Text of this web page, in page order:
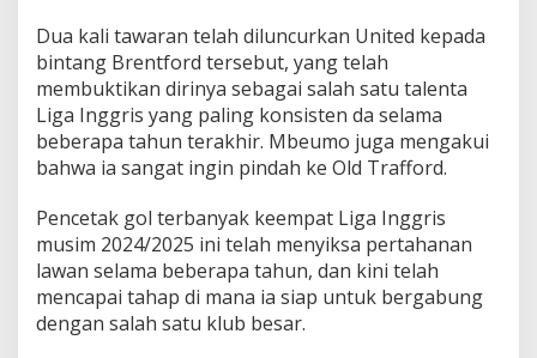
s
i
B
a
r
u
n
y
d
a
l
m
Dua kali tawaran telah diluncurkan United kepada
bintang Brentford tersebut, yang telah
membuktikan dirinya sebagai salah satu talenta
Liga Inggris yang paling konsisten da selama
beberapa tahun terakhir. Mbeumo juga mengakui
bahwa ia sangat ingin pindah ke Old Trafford.
Pencetak gol terbanyak keempat Liga Inggris
musim 2024/2025 ini telah menyiksa pertahanan
lawan selama beberapa tahun, dan kini telah
mencapai tahap di mana ia siap untuk bergabung
dengan salah satu klub besar.